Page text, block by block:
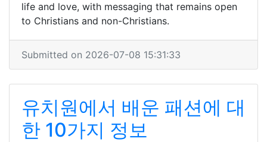
life and love, with messaging that remains open
to Christians and non-Christians.
Submitted on 2026-07-08 15:31:33
유치원에서 배운 패션에 대
한 10가지 정보